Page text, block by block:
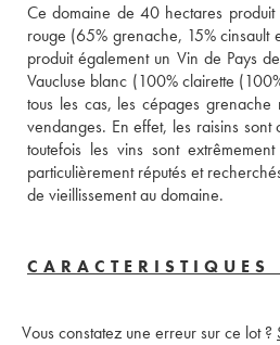
Ce domaine de 40 hectares
rouge (65% grenache, 15% cinsault
produit également un Vin de Pays
Vaucluse blanc (100% clairette
tous les cas, les cépages
vendanges. En effet, les raisins
toutefois les vins sont
particulièrement réputés et
de vieillissement au domaine.
CARACTERISTIQUES
Vous constatez une erreur sur ce lot ?